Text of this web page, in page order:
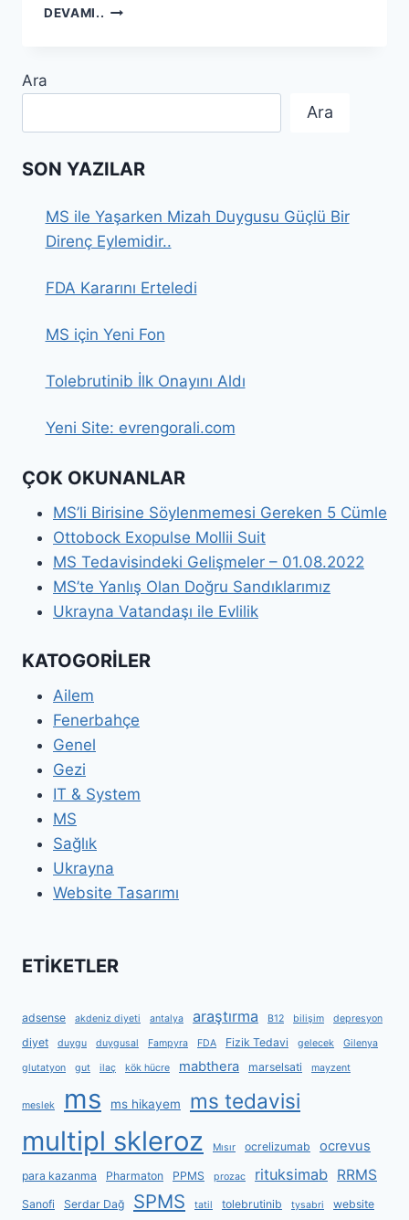
DEVAMI.. MS
Ara
Ara
SON YAZILAR
MS ile Yaşarken Mizah Duygusu Güçlü Bir
Direnç Eylemidir..
FDA Kararını Erteledi
MS için Yeni Fon
Tolebrutinib İlk Onayını Aldı
Yeni Site: evrengorali.com
ÇOK OKUNANLAR
MS’li Birisine Söylenmemesi Gereken 5 Cümle
Ottobock Exopulse Mollii Suit
MS Tedavisindeki Gelişmeler – 01.08.2022
MS’te Yanlış Olan Doğru Sandıklarımız
Ukrayna Vatandaşı ile Evlilik
KATOGORİLER
Ailem
Fenerbahçe
Genel
Gezi
IT & System
MS
Sağlık
Ukrayna
Website Tasarımı
ETİKETLER
adsense akdeniz diyeti antalya araştırma B12 bilişim depresyon
diyet duygu duygusal Fampyra FDA Fizik Tedavi gelecek Gilenya
glutatyon gut ilaç kök hücre mabthera marselsati mayzent
meslek ms ms hikayem ms tedavisi
multipl skleroz Mısır ocrelizumab ocrevus
para kazanma Pharmaton PPMS prozac rituksimab RRMS
Sanofi Serdar Dağ SPMS tatil tolebrutinib tysabri website